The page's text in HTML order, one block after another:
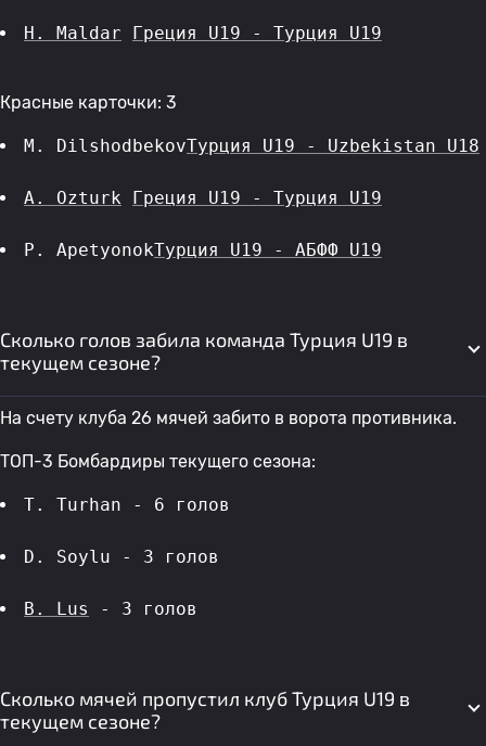
H. Maldar Греция U19 - Турция U19
Красные карточки: 3
M. DilshodbekovТурция U19 - Uzbekistan U18
A. Ozturk Греция U19 - Турция U19
P. ApetyonokТурция U19 - АБФФ U19
Сколько голов забила команда Турция U19 в
текущем сезоне?
На счету клуба 26 мячей забито в ворота противника.
ТОП-3 Бомбардиры текущего сезона:
T. Turhan - 6 голов
D. Soylu - 3 голов
B. Lus - 3 голов
Сколько мячей пропустил клуб Турция U19 в
текущем сезоне?